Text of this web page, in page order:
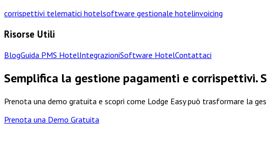
corrispettivi telematici hotelsoftware gestionale hotelinvoicing
Risorse Utili
BlogGuida PMS HotelIntegrazioniSoftware HotelContattaci
Semplifica la gestione pagamenti e corrispettivi.
Prenota una demo gratuita e scopri come Lodge Easy può trasformare la
Prenota una Demo Gratuita